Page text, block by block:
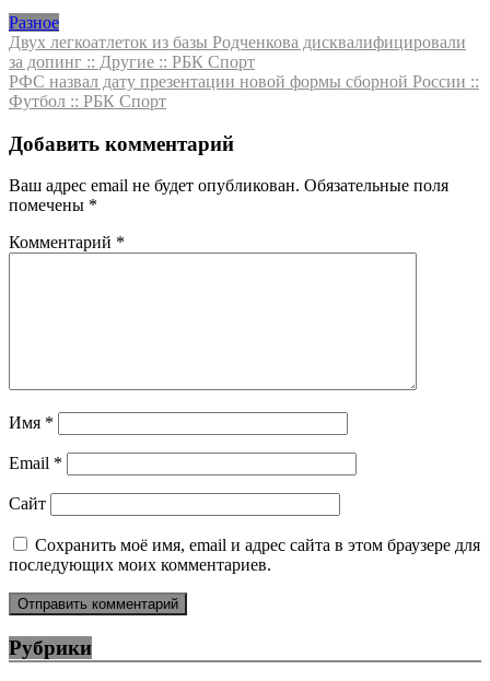
Разное
Навигация
по
записям
Двух легкоатлеток из базы Родченкова дисквалифицировали
за допинг :: Другие :: РБК Спорт
РФС назвал дату презентации новой формы сборной России ::
Футбол :: РБК Спорт
Добавить комментарий
Ваш адрес email не будет опубликован. Обязательные поля
помечены *
Комментарий *
Имя *
Email *
Сайт
Сохранить моё имя, email и адрес сайта в этом браузере для
последующих моих комментариев.
Рубрики